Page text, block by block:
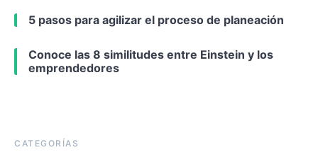
5 pasos para agilizar el proceso de planeación
Conoce las 8 similitudes entre Einstein y los
emprendedores
CATEGORÍAS